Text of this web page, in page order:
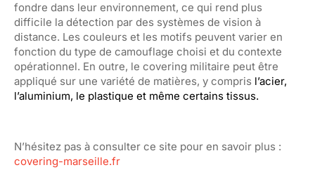
fondre dans leur environnement, ce qui rend plus
difficile la détection par des systèmes de vision à
distance. Les couleurs et les motifs peuvent varier en
fonction du type de camouflage choisi et du contexte
opérationnel. En outre, le covering militaire peut être
appliqué sur une variété de matières, y compris l’acier,
l’aluminium, le plastique et même certains tissus.
N’hésitez pas à consulter ce site pour en savoir plus :
covering-marseille.fr